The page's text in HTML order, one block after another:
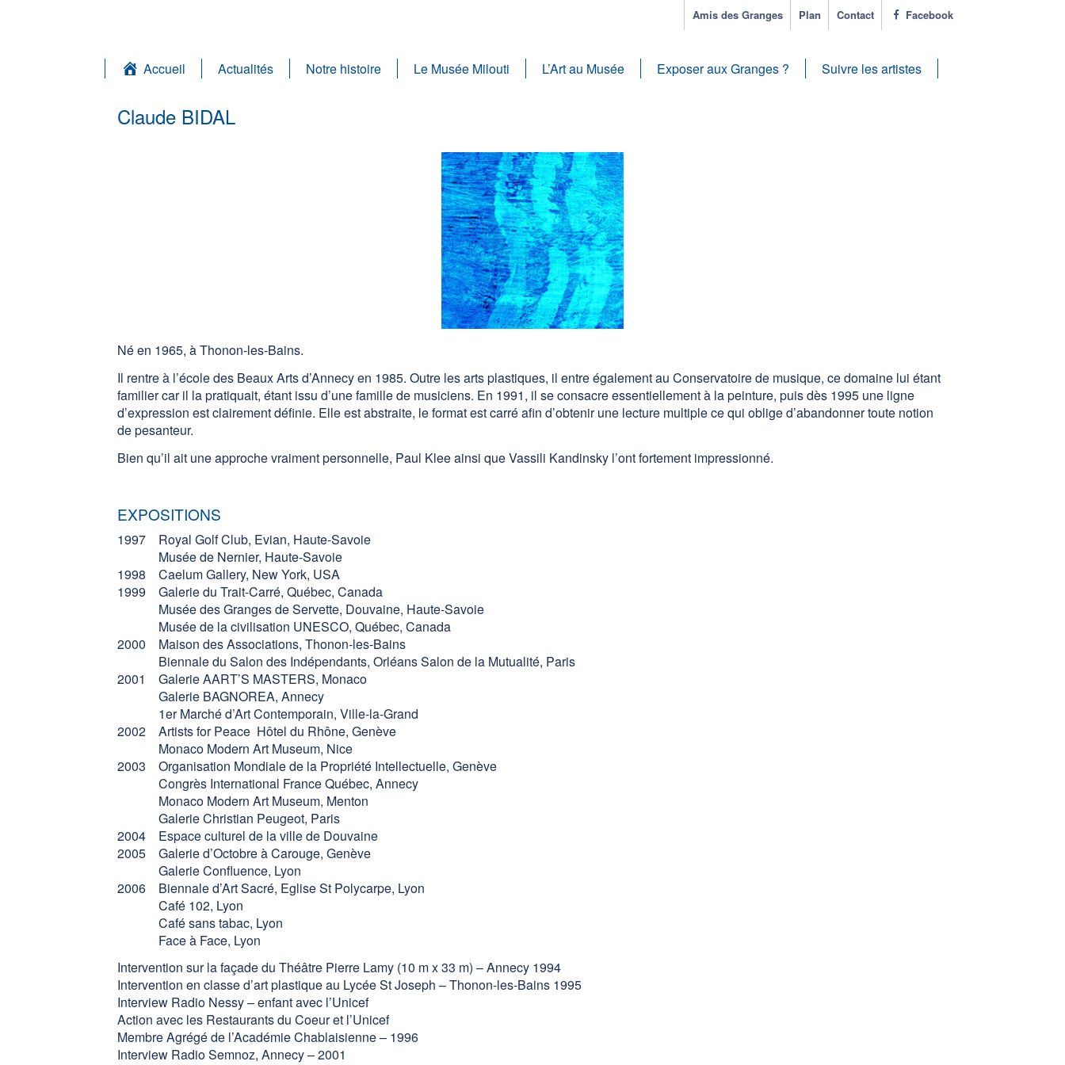
Amis des Granges Plan Contact Facebook
Accueil Actualités Notre histoire Le Musée Milouti L’Art au Musée Exposer aux Granges ? Suivre les artistes
Claude BIDAL
Né en 1965, à Thonon-les-Bains.
Il rentre à l’école des Beaux Arts d’Annecy en 1985. Outre les arts plastiques, il entre également au Conservatoire de musique, ce domaine lui étant
familier car il la pratiquait, étant issu d’une famille de musiciens. En 1991, il se consacre essentiellement à la peinture, puis dès 1995 une ligne
d’expression est clairement définie. Elle est abstraite, le format est carré afin d’obtenir une lecture multiple ce qui oblige d’abandonner toute notion
de pesanteur.
Bien qu’il ait une approche vraiment personnelle, Paul Klee ainsi que Vassili Kandinsky l’ont fortement impressionné.
EXPOSITIONS
1997 Royal Golf Club, Evian, Haute-Savoie
Musée de Nernier, Haute-Savoie
1998 Caelum Gallery, New York, USA
1999 Galerie du Trait-Carré, Québec, Canada
Musée des Granges de Servette, Douvaine, Haute-Savoie
Musée de la civilisation UNESCO, Québec, Canada
2000 Maison des Associations, Thonon-les-Bains
Biennale du Salon des Indépendants, Orléans Salon de la Mutualité, Paris
2001 Galerie AART’S MASTERS, Monaco
Galerie BAGNOREA, Annecy
1er Marché d’Art Contemporain, Ville-la-Grand
2002 Artists for Peace ­ Hôtel du Rhône, Genève
Monaco Modern Art Museum, Nice
2003 Organisation Mondiale de la Propriété Intellectuelle, Genève
Congrès International France Québec, Annecy
Monaco Modern Art Museum, Menton
Galerie Christian Peugeot, Paris
2004 Espace culturel de la ville de Douvaine
2005 Galerie d’Octobre à Carouge, Genève
Galerie Confluence, Lyon
2006 Biennale d’Art Sacré, Eglise St Polycarpe, Lyon
Café 102, Lyon
Café sans tabac, Lyon
Face à Face, Lyon
Intervention sur la façade du Théâtre Pierre Lamy (10 m x 33 m) – Annecy 1994
Intervention en classe d’art plastique au Lycée St Joseph – Thonon-les-Bains 1995
Interview Radio Nessy – enfant avec l’Unicef
Action avec les Restaurants du Coeur et l’Unicef
Membre Agrégé de l’Académie Chablaisienne – 1996
Interview Radio Semnoz, Annecy – 2001